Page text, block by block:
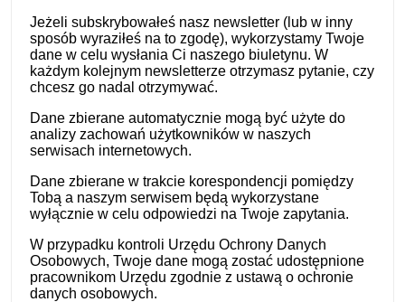
Jeżeli subskrybowałeś nasz newsletter (lub w inny
sposób wyraziłeś na to zgodę), wykorzystamy Twoje
dane w celu wysłania Ci naszego biuletynu. W
każdym kolejnym newsletterze otrzymasz pytanie, czy
chcesz go nadal otrzymywać.
Dane zbierane automatycznie mogą być użyte do
analizy zachowań użytkowników w naszych
serwisach internetowych.
Dane zbierane w trakcie korespondencji pomiędzy
Tobą a naszym serwisem będą wykorzystane
wyłącznie w celu odpowiedzi na Twoje zapytania.
W przypadku kontroli Urzędu Ochrony Danych
Osobowych, Twoje dane mogą zostać udostępnione
pracownikom Urzędu zgodnie z ustawą o ochronie
danych osobowych.